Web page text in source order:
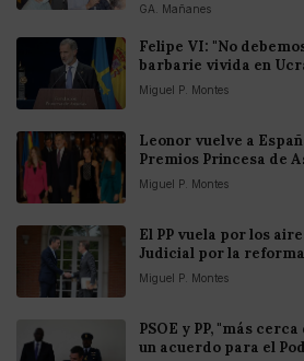
GA. Mañanes
Felipe VI: "No
barbarie vivida en
Miguel P. Montes
Leonor vuelve a
Premios Princesa de
Miguel P. Montes
El PP vuela por los
Judicial por la
Miguel P. Montes
PSOE y PP, "más
un acuerdo para el